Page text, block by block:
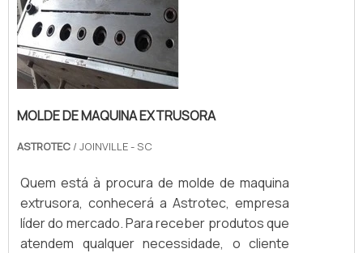
MOLDE DE MAQUINA EXTRUSORA
ASTROTEC / JOINVILLE - SC
Quem está à procura de molde de maquina
extrusora, conhecerá a Astrotec, empresa
líder do mercado. Para receber produtos que
atendem qualquer necessidade, o cliente